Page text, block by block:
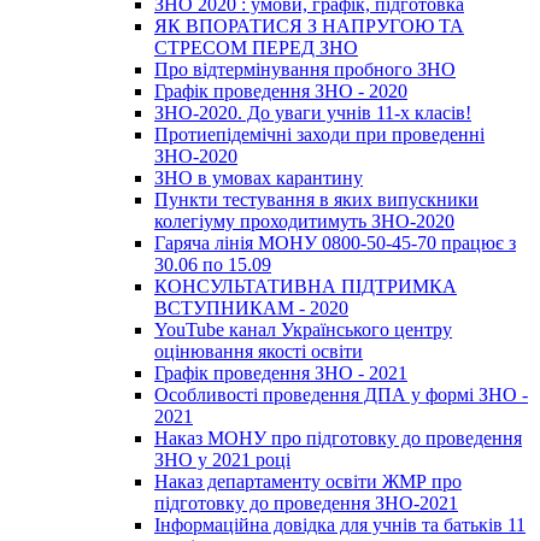
ЯК ВПОРАТИСЯ З НАПРУГОЮ ТА
СТРЕСОМ ПЕРЕД ЗНО
Про відтермінування пробного ЗНО
Графік проведення ЗНО - 2020
ЗНО-2020. До уваги учнів 11-х класів!
Протиепідемічні заходи при проведенні
ЗНО-2020
ЗНО в умовах карантину
Пункти тестування в яких випускники
колегіуму проходитимуть ЗНО-2020
Гаряча лінія МОНУ 0800-50-45-70 працює з
30.06 по 15.09
КОНСУЛЬТАТИВНА ПІДТРИМКА
ВСТУПНИКАМ - 2020
YouTube канал Українського центру
оцінювання якості освіти
Графік проведення ЗНО - 2021
Особливості проведення ДПА у формі ЗНО -
2021
Наказ МОНУ про підготовку до проведення
ЗНО у 2021 році
Наказ департаменту освіти ЖМР про
підготовку до проведення ЗНО-2021
Інформаційна довідка для учнів та батьків 11